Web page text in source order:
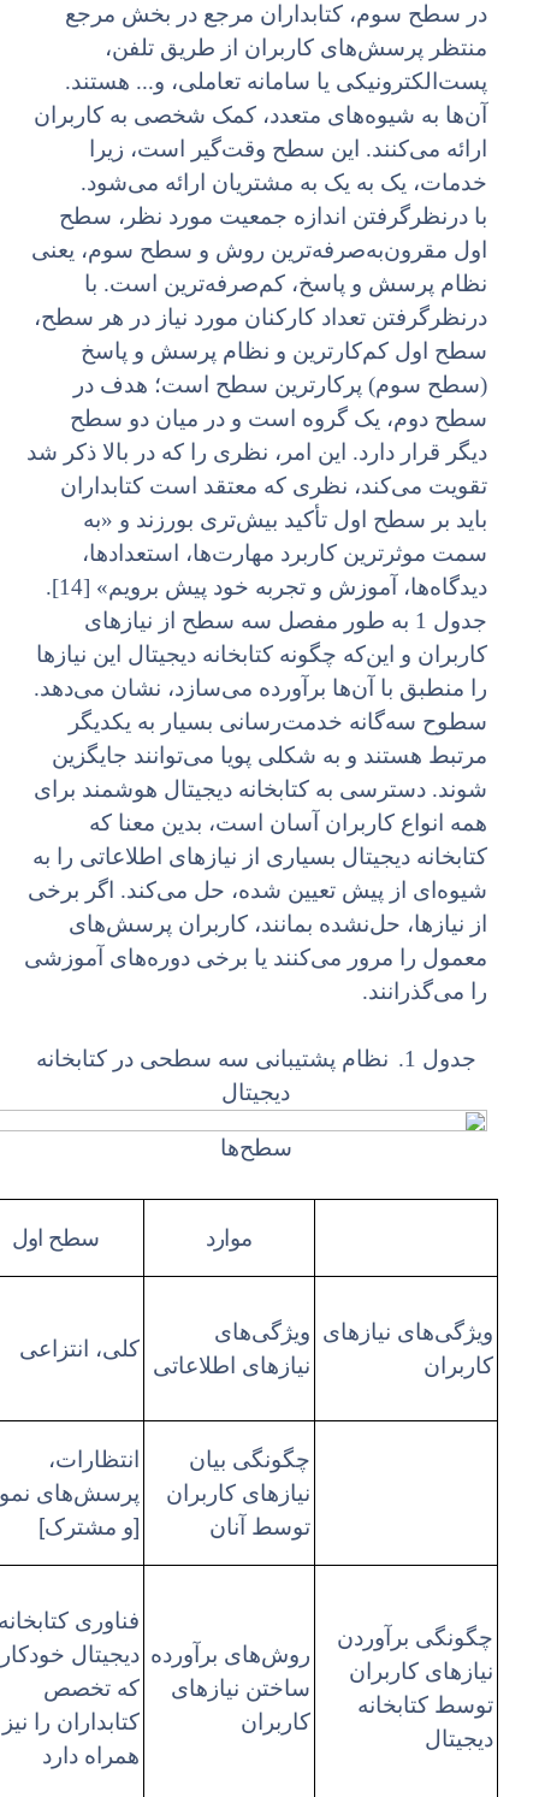
در سطح سوم، کتابداران مرجع در بخش مرجع
منتظر پرسش‌های کاربران از طریق تلفن،
پست‌الکترونیکی یا سامانه تعاملی، و... هستند.
آن‌ها به شیوه‌های متعدد، کمک شخصی به کاربران
ارائه می‌کنند. این سطح وقت‌گیر است، زیرا
خدمات، یک به یک به مشتریان ارائه می‌شود.
با درنظرگرفتن اندازه جمعیت مورد نظر، سطح
اول مقرون‌به‌صرفه‌ترین روش و سطح سوم، یعنی
نظام پرسش و پاسخ، کم‌صرفه‌ترین است. با
درنظرگرفتن تعداد کارکنان مورد نیاز در هر سطح،
سطح اول کم‌کارترین و نظام پرسش و پاسخ
(سطح سوم) پرکارترین سطح است؛ هدف در
سطح دوم، یک گروه است و در میان دو سطح
دیگر قرار دارد. این امر، نظری را که در بالا ذکر شد
تقویت می‌کند، نظری که معتقد است کتابداران
باید بر سطح اول تأکید بیش‌تری بورزند و «به
سمت موثرترین کاربرد مهارت‌ها، استعدادها،
دیدگاه‌ها، آموزش و تجربه خود پیش برویم» [14].
جدول 1 به طور مفصل سه سطح از نیازهای
کاربران و این‌که چگونه کتابخانه دیجیتال این نیازها
را منطبق با آن‌ها برآورده می‌سازد، نشان می‌دهد.
سطوح سه‌گانه خدمت‌رسانی بسیار به یکدیگر
مرتبط هستند و به شکلی پویا می‌توانند جایگزین
شوند. دسترسی به کتابخانه دیجیتال هوشمند برای
همه انواع کاربران آسان است، بدین معنا که
کتابخانه دیجیتال بسیاری از نیازهای اطلاعاتی را به
شیوه‌ای از پیش تعیین شده، حل می‌کند. اگر برخی
از نیازها، حل‌نشده بمانند، کاربران پرسش‌های
معمول را مرور می‌کنند یا برخی دوره‌های آموزشی
را می‌گذرانند.
جدول 1.
نظام پشتیبانی سه سطحی در کتابخانه
دیجیتال
سطح‌ها
موارد سطح اول
ویژگی‌های نیازهای
کاربران
ویژگی‌های
نیازهای اطلاعاتی
کلی، انتزاعی
چگونگی بیان
نیازهای کاربران
توسط آنان
انتظارات،
پرسش‌های
]و مشترک[
چگونگی برآوردن
نیازهای کاربران
توسط کتابخانه
دیجیتال
روش‌های برآورده
ساختن نیازهای
کاربران
فناوری
دیجیتال خودکار
که تخصص
کتابداران را
همراه دارد